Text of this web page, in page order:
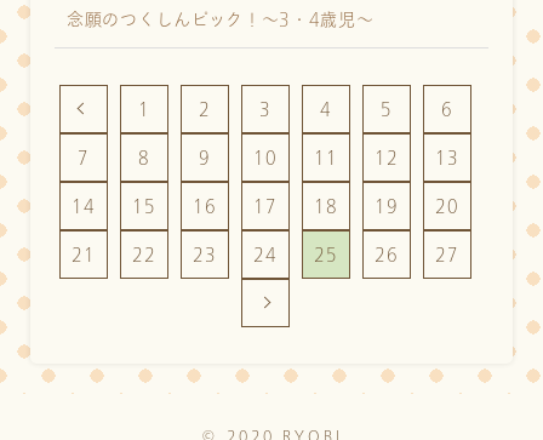
念願のつくしんピック！～3・4歳児～
1 2 3 4 5 6
7 8 9 10 11 12 13
14 15 16 17 18 19 20
21 22 23 24 25 26 27